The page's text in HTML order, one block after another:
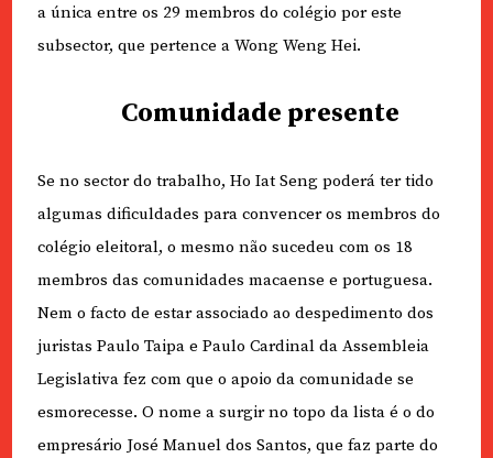
a única entre os 29 membros do colégio por este
subsector, que pertence a Wong Weng Hei.
Comunidade presente
Se no sector do trabalho, Ho Iat Seng poderá ter tido
algumas dificuldades para convencer os membros do
colégio eleitoral, o mesmo não sucedeu com os 18
membros das comunidades macaense e portuguesa.
Nem o facto de estar associado ao despedimento dos
juristas Paulo Taipa e Paulo Cardinal da Assembleia
Legislativa fez com que o apoio da comunidade se
esmorecesse. O nome a surgir no topo da lista é o do
empresário José Manuel dos Santos, que faz parte do